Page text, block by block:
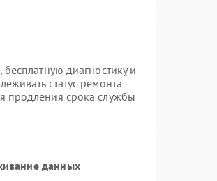
диагностику и
статус ремонта
продления срока службы
данных